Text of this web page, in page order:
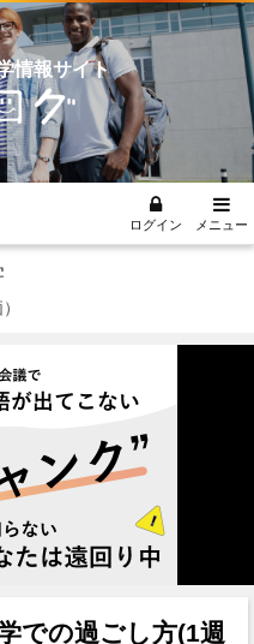
情報サイト
ログイン メニュー
での過ごし方(1週